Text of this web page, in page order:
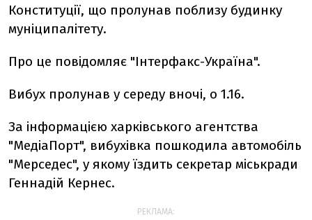
Конституції, що пролунав поблизу будинку
муніципалітету.
Про це повідомляє "Інтерфакс-Україна".
Вибух пролунав у середу вночі, о 1.16.
За інформацією харківського агентства
"МедіаПорт", вибухівка пошкодила автомобіль
"Мерседес", у якому їздить секретар міськради
Геннадій Кернес.
РЕКЛАМА: